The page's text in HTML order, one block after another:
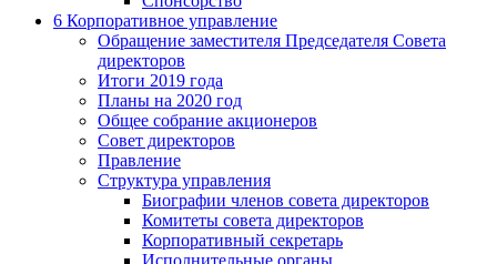
6 Корпоративное управление
Обращение заместителя Председателя Совета
директоров
Итоги 2019 года
Планы на 2020 год
Общее собрание акционеров
Совет директоров
Правление
Структура управления
Биографии членов совета директоров
Комитеты совета директоров
Корпоративный секретарь
Исполнительные органы